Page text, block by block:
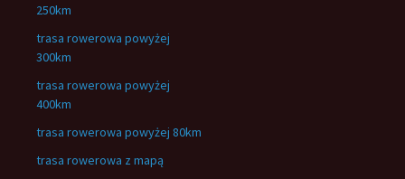
250km
trasa rowerowa powyżej
300km
trasa rowerowa powyżej
400km
trasa rowerowa powyżej 80km
trasa rowerowa z mapą